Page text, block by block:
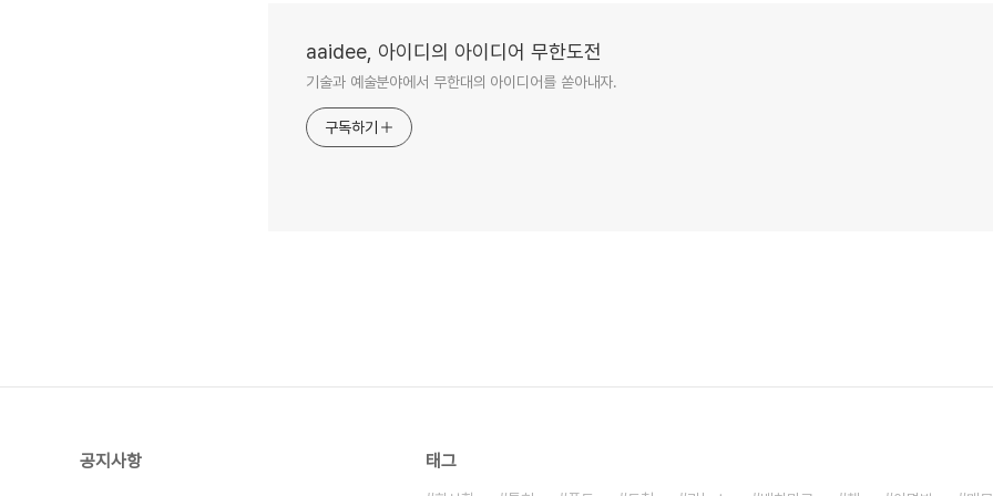
aaidee, 아이디의 아이디어 무한도전
기술과 예술분야에서 무한대의 아이디어를 쏟아내자.
구독하기
공지사항 태그